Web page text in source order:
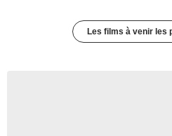
Les films à venir les